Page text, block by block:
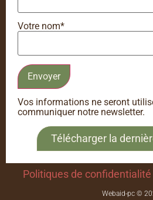
Votre nom*
Vos informations ne seront
communiquer notre newsletter.
Télécharger la
Politiques de confidentialité
Webaid-pc ©